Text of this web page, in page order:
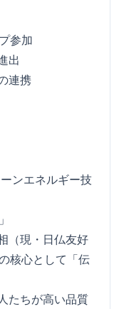
参加
出
連携
ンエネルギー技
（現・日仏友好
核心として「伝
たちが高い品質